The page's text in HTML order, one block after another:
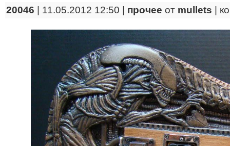
20046 | 11.05.2012 12:50 | прочее от mullets